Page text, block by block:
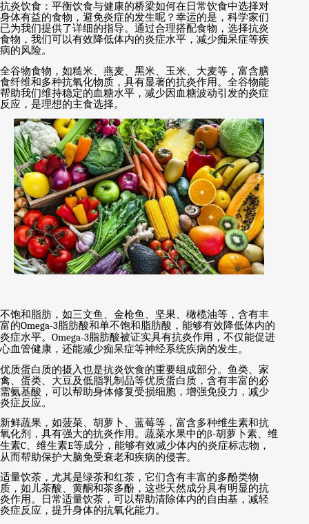
抗炎饮食：平衡饮食与健康的桥梁如何在日常饮食中选择对
身体有益的食物，避免炎症的发生呢？幸运的是，科学家们
已为我们提供了详细的指导。通过合理搭配食物，选择抗炎
食物，我们可以有效降低体内的炎症水平，减少痴呆症等疾
病的风险。
全谷物食物，如糙米、燕麦、黑米、玉米、大麦等，富含膳
食纤维和多种抗氧化物质，具有显著的抗炎作用。全谷物能
帮助我们维持稳定的血糖水平，减少因血糖波动引发的炎症
反应，是理想的主食选择。
不饱和脂肪，如三文鱼、金枪鱼、坚果、橄榄油等，含有丰
富的Omega-3脂肪酸和单不饱和脂肪酸，能够有效降低体内的
炎症水平。 Omega-3脂肪酸被证实具有抗炎作用，不仅能促进
心血管健康，还能减少痴呆症等神经系统疾病的发生。
优质蛋白质的摄入也是抗炎饮食的重要组成部分。鱼类、家
禽、蛋类、大豆及低脂乳制品等优质蛋白质，含有丰富的必
需氨基酸，可以帮助身体修复受损细胞，增强免疫力，减少
炎症反应。
新鲜蔬果，如菠菜、胡萝卜、蓝莓等，富含多种维生素和抗
氧化剂，具有强大的抗炎作用。蔬菜水果中的β-胡萝卜素、维
生素C 、维生素E等成分，能够有效减少体内的炎症标志物，
从而帮助保护大脑免受衰老和疾病的侵害。
适量饮茶，尤其是绿茶和红茶，它们含有丰富的多酚类物
质，如儿茶酸、黄酮和茶多酚，这些天然成分具有明显的抗
炎作用。日常适量饮茶，可以帮助清除体内的自由基，减轻
炎症反应，提升身体的抗氧化能力。